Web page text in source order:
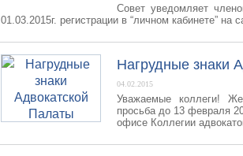
Совет уведомляет
01.03.2015г. регистрации в “личном кабинете”
Нагрудные знаки
04.02.2015
Уважаемые коллеги!
просьба до 13 февраля
офисе Коллегии